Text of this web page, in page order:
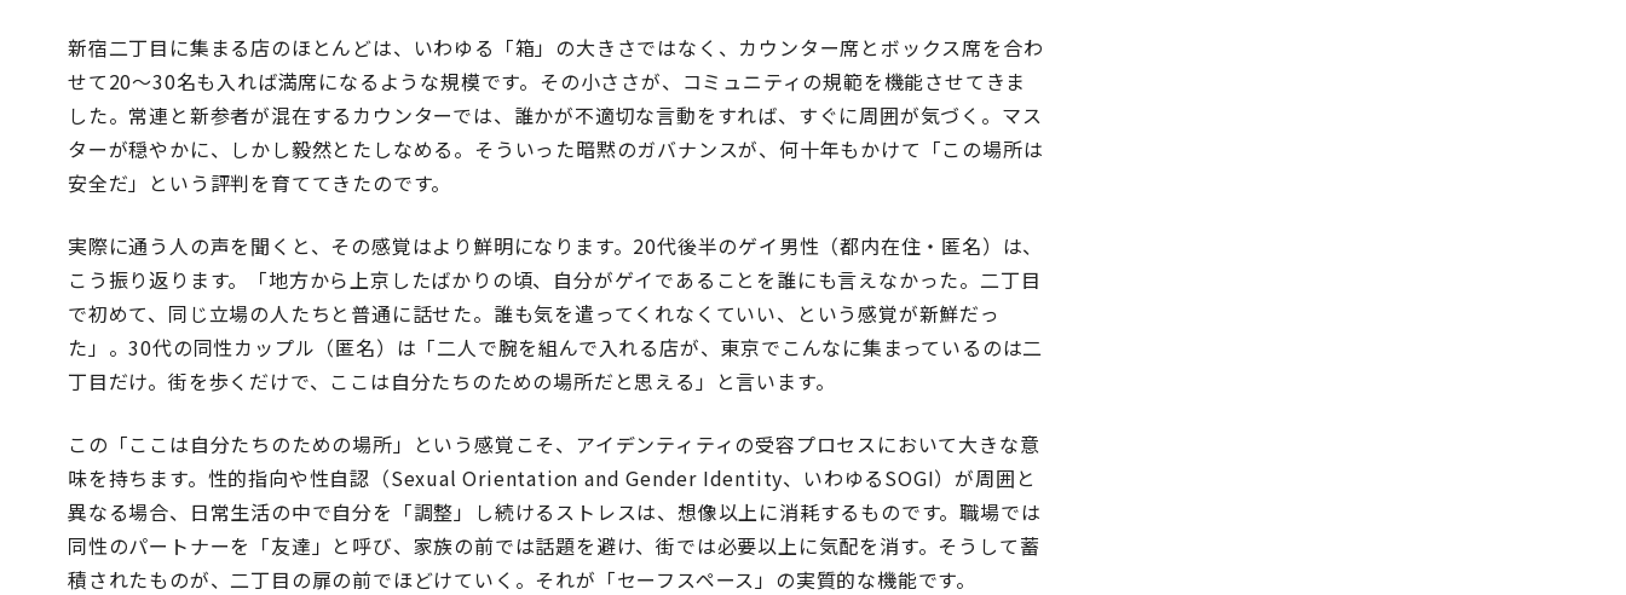
新宿二丁目に集まる店のほとんどは、いわゆる「箱」の大きさではなく、カウンター席とボックス席を合わ
せて20〜30名も入れば満席になるような規模です。その小ささが、コミュニティの規範を機能させてきま
した。常連と新参者が混在するカウンターでは、誰かが不適切な言動をすれば、すぐに周囲が気づく。マス
ターが穏やかに、しかし毅然とたしなめる。そういった暗黙のガバナンスが、何十年もかけて「この場所は
安全だ」という評判を育ててきたのです。
実際に通う人の声を聞くと、その感覚はより鮮明になります。20代後半のゲイ男性（都内在住・匿名）は、
こう振り返ります。「地方から上京したばかりの頃、自分がゲイであることを誰にも言えなかった。二丁目
で初めて、同じ立場の人たちと普通に話せた。誰も気を遣ってくれなくていい、という感覚が新鮮だっ
た」。30代の同性カップル（匿名）は「二人で腕を組んで入れる店が、東京でこんなに集まっているのは二
丁目だけ。街を歩くだけで、ここは自分たちのための場所だと思える」と言います。
この「ここは自分たちのための場所」という感覚こそ、アイデンティティの受容プロセスにおいて大きな意
味を持ちます。性的指向や性自認（Sexual Orientation and Gender Identity、いわゆるSOGI）が周囲と
異なる場合、日常生活の中で自分を「調整」し続けるストレスは、想像以上に消耗するものです。職場では
同性のパートナーを「友達」と呼び、家族の前では話題を避け、街では必要以上に気配を消す。そうして蓄
積されたものが、二丁目の扉の前でほどけていく。それが「セーフスペース」の実質的な機能です。